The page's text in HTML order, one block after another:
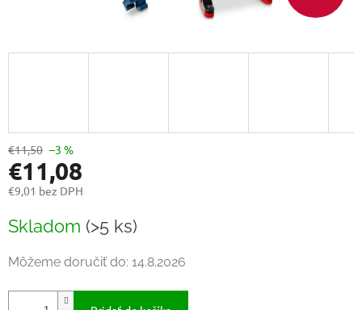
€11,50 –3 %
€11,08
€9,01 bez DPH
cena:
Skladom (>5 ks)
Môžeme doručiť do: 14.8.2026